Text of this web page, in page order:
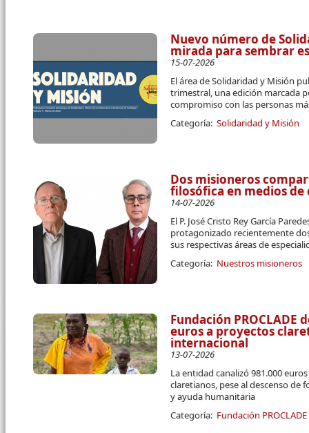
Nuevo número de
mirada para sembrar
15-07-2026
El área de Solidaridad y Misión
trimestral, una edición marcada
compromiso con las personas
Categoría: Solidaridad y Misión
Dos misioneros
filosófica en medios
14-07-2026
El P. José Cristo Rey García
protagonizado recientemente
sus respectivas áreas de
Categoría: Nuestros misioneros
Fundación PROCLADE
euros a proyectos
internacional
13-07-2026
La entidad canalizó 981.000
claretianos, pese al descenso
y ayuda humanitaria
Categoría: Fundación PROCLADE